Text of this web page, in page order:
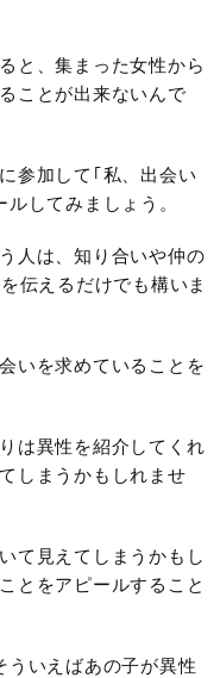
と、集まった女性から
ことが出来ないんで
参加して｢私、出会い
してみましょう。
人は、知り合いや仲の
伝えるだけでも構いま
いを求めていることを
は異性を紹介してくれ
しまうかもしれませ
て見えてしまうかもし
とをアピールすること
ういえばあの子が異性